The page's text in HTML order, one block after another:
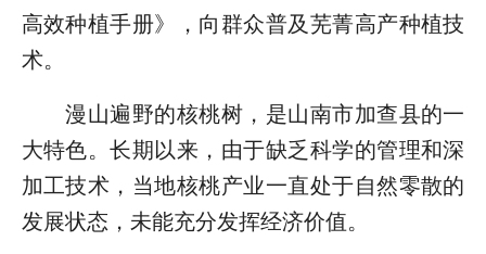
高效种植手册》，向群众普及芜菁高产种植技
术。
漫山遍野的核桃树，是山南市加查县的一
大特色。长期以来，由于缺乏科学的管理和深
加工技术，当地核桃产业一直处于自然零散的
发展状态，未能充分发挥经济价值。